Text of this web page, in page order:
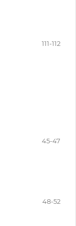
111-112
45-47
48-52